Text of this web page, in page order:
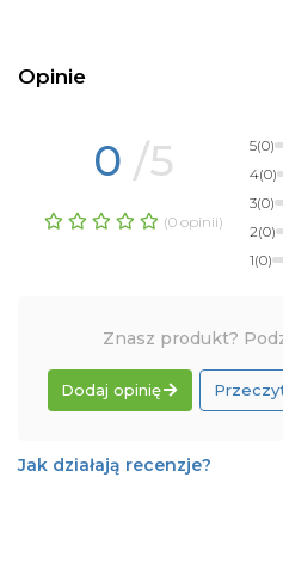
Opinie
0 /5
(0 opinii)
5(0)
4(0)
3(0)
2(0)
1(0)
Znasz produkt?
Dodaj opinię
Jak działają recenzje?